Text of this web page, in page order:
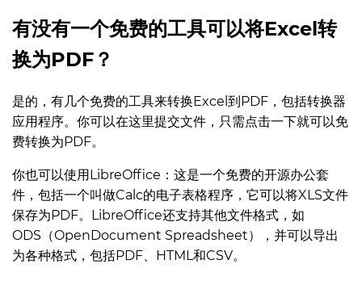
有没有一个免费的工具可以将Excel转
换为PDF？
是的，有几个免费的工具来转换Excel到PDF，包括转换器
应用程序。你可以在这里提交文件，只需点击一下就可以免
费转换为PDF。
你也可以使用LibreOffice：这是一个免费的开源办公套
件，包括一个叫做Calc的电子表格程序，它可以将XLS文件
保存为PDF。LibreOffice还支持其他文件格式，如
ODS（OpenDocument Spreadsheet），并可以导出
为各种格式，包括PDF、HTML和CSV。